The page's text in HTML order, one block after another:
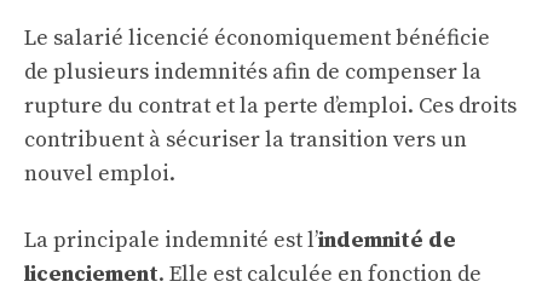
Le salarié licencié économiquement bénéficie
de plusieurs indemnités afin de compenser la
rupture du contrat et la perte d’emploi. Ces droits
contribuent à sécuriser la transition vers un
nouvel emploi.
La principale indemnité est l’indemnité de
licenciement. Elle est calculée en fonction de